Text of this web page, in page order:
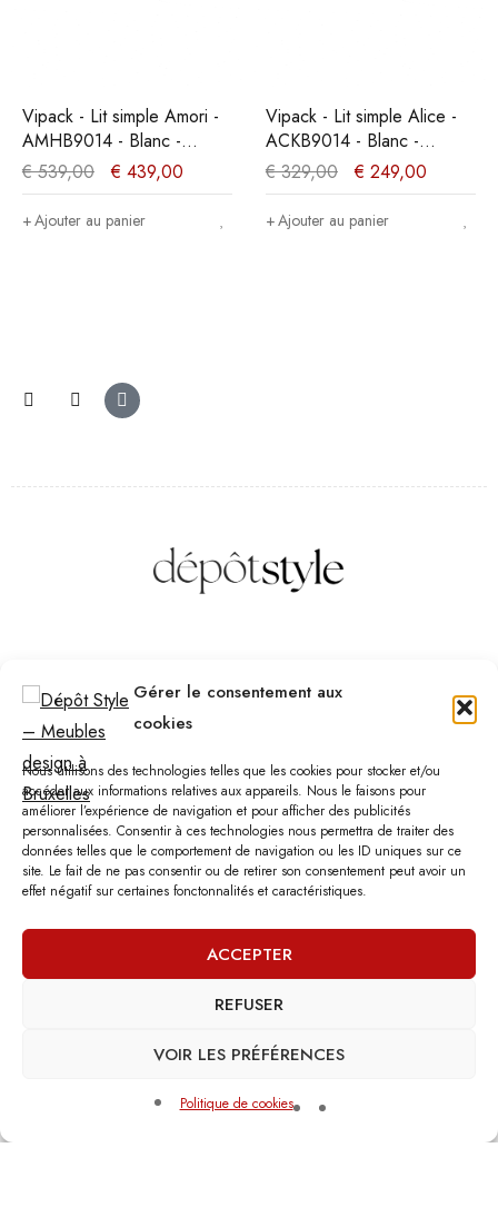
Gérer le consentement aux
cookies
Nous utilisons des technologies telles que les cookies pour stocker et/ou
accéder aux informations relatives aux appareils. Nous le faisons pour
améliorer l’expérience de navigation et pour afficher des publicités
personnalisées. Consentir à ces technologies nous permettra de traiter des
données telles que le comportement de navigation ou les ID uniques sur ce
site. Le fait de ne pas consentir ou de retirer son consentement peut avoir un
effet négatif sur certaines fonctonnalités et caractéristiques.
ACCEPTER
REFUSER
VOIR LES PRÉFÉRENCES
Politique de cookies
Vipack - Lit simple Amori -
AMHB9014 - Blanc -
96x187,3x211,3cm
€539,00 € 439,00
Ajouter au panier
Vipack - Lit simple Alice -
ACKB9014 - Blanc -
95,5x90,5x207,5cm
€329,00 € 249,00
Ajouter au panier
Téléphone : (+32) 2 523 70 59
Email :
Adresse : Rue des Deux Gares 6, 1070 Bruxelles
Heures d’ouverture
Lundi – Samedi :10:00 – 18:30
Vendredi :10:00-13:00 – 15:00 -18:30
Nous sommes fermés les jours fériés.
Conditions d'utilisationPolitique Vie PrivéeQui sommes-nous